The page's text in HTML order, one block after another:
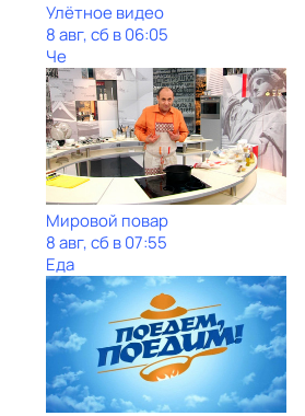
Улётное видео
8 авг, сб в 06:05
Че
Мировой повар
8 авг, сб в 07:55
Еда